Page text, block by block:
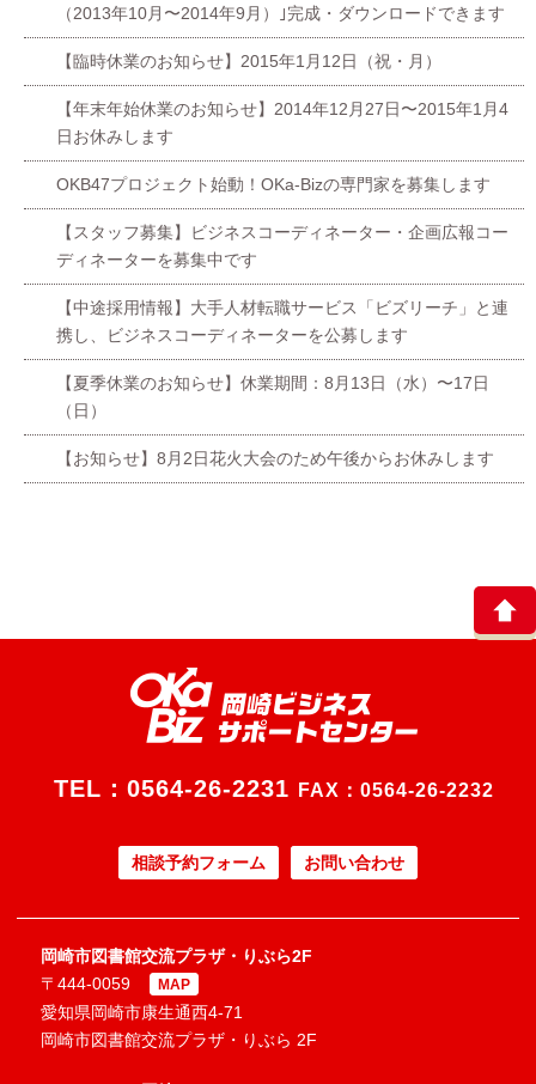
（2013年10月〜2014年9月）｣完成・ダウンロードできます
【臨時休業のお知らせ】2015年1月12日（祝・月）
【年末年始休業のお知らせ】2014年12月27日〜2015年1月4
日お休みします
OKB47プロジェクト始動！OKa-Bizの専門家を募集します
【スタッフ募集】ビジネスコーディネーター・企画広報コー
ディネーターを募集中です
【中途採用情報】大手人材転職サービス「ビズリーチ」と連
携し、ビジネスコーディネーターを公募します
【夏季休業のお知らせ】休業期間：8月13日（水）〜17日
（日）
【お知らせ】8月2日花火大会のため午後からお休みします
TEL： 0564-26-2231 FAX：0564-26-2232
相談予約フォーム お問い合わせ
岡崎市図書館交流プラザ・りぶら2F
〒444-0059
MAP
愛知県岡崎市康生通西4-71
岡崎市図書館交流プラザ・りぶら 2F